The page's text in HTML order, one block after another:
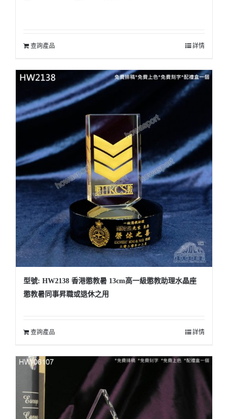
查詢產品 詳情
型號: HW2138 香港懲教暑 13cm高一級懲教助理水晶座
懲教暑同事昇職或退休之用
查詢產品 詳情